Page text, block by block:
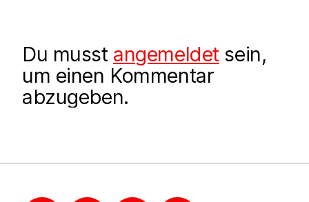
Du musst angemeldetsein,
um einen Kommentar
abzugeben.